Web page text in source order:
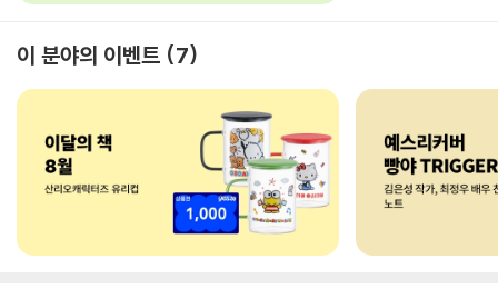
이 분야의 이벤트 7